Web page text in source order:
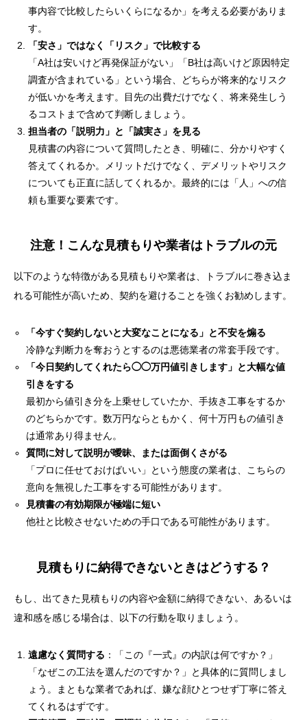
事内容で比較したらいくらになるか」を考える必要がありま
す。
「安さ」ではなく「リスク」で比較する
「A社は安いけど再発保証がない」「B社は高いけど原因特定
調査が含まれている」という場合、どちらが将来的なリスク
が低いかを考えます。目先の出費だけでなく、将来発生しう
るコストまで含めて判断しましょう。
担当者の「説明力」と「誠実さ」を見る
見積書の内容について質問したとき、明確に、分かりやすく
答えてくれるか。メリットだけでなく、デメリットやリスク
についても正直に話してくれるか。最終的には「人」への信
頼も重要な要素です。
注意！こんな見積もりや業者はトラブルの元
以下のような特徴がある見積もりや業者は、トラブルに巻き込ま
れる可能性が高いため、契約を避けることを強くお勧めします。
「今すぐ契約しないと大変なことになる」と不安を煽る
冷静な判断力を奪おうとするのは悪徳業者の常套手段です。
「今日契約してくれたら◯◯万円値引きします」と大幅な値
引きをする
最初から値引き分を上乗せしていたか、手抜き工事をするか
のどちらかです。数万円ならともかく、何十万円もの値引き
は通常あり得ません。
質問に対して説明が曖昧、または面倒くさがる
「プロに任せておけばいい」という態度の業者は、こちらの
意向を無視した工事をする可能性があります。
見積書の有効期限が極端に短い
他社と比較させないための手口である可能性があります。
見積もりに納得できないときはどうする？
もし、出てきた見積もりの内容や金額に納得できない、あるいは
違和感を感じる場合は、以下の行動を取りましょう。
遠慮なく質問する ：「この『一式』の内訳は何ですか？」
「なぜこの工法を選んだのですか？」と具体的に質問しまし
ょう。まともな業者であれば、嫌な顔ひとつせず丁寧に答え
てくれるはずです。